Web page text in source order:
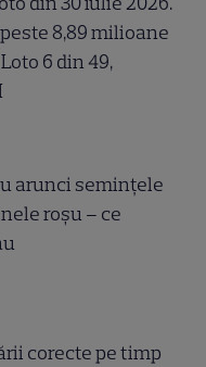
8,89 milioane
6 din 49,
arunci semințele
roșu – ce
corecte pe timp